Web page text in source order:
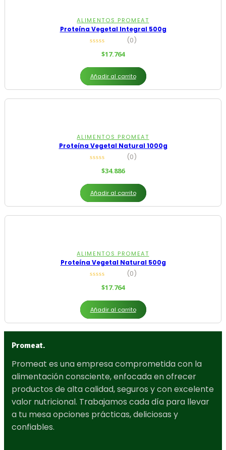
ALIMENTOS PROMEAT
Proteína Vegetal Integral 500g
(0)
$17.764
Añadir al carrito
ALIMENTOS PROMEAT
Proteína Vegetal Natural 1000g
(0)
$34.886
Añadir al carrito
ALIMENTOS PROMEAT
Proteína Vegetal Natural 500g
(0)
$17.764
Añadir al carrito
Promeat.
Promeat es una empresa comprometida con la
alimentación consciente, enfocada en ofrecer
productos de alta calidad, seguros y con excelente
valor nutricional. Trabajamos cada día para llevar
a tu mesa opciones prácticas, deliciosas y
confiables.